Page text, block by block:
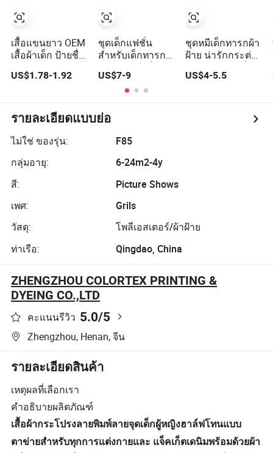
เสื้อแขนยาว OEM
เสื้อผ้าเด็ก ป้ายชื่อ
ความคงทน ผ bibs
US$1.78-1.92
ชุดเด็กแฟชั่น
สำหรับเด็กทารก
หญิง
US$7-9
ชุดหมีเด็กทารกผ้า
ฝ้าย น่ารักกระต่าย
ทารก ชุดนอนเด็ก
US$4-5.5
รายละเอียดแบบย่อ
ไม่ใช่ ของรุ่น:
F85
กลุ่มอายุ:
6-24m2-4y
สี:
Picture Shows
เพศ:
Grils
วัสดุ:
โพลีเอสเตอร์/ผ้าฝ้าย
ท่าเรือ:
Qingdao, China
ZHENGZHOU COLORTEX PRINTING &
DYEING CO.,LTD
คะแนนรีวิว 5.0/5
Zhengzhou, Henan, จีน
รายละเอียดสินค้า
เหตุผลที่เลือกเรา
คำอธิบายผลิตภัณฑ์
เสื้อผ้ากระโปรงลายพิมพ์ลายจุดเด็กผู้หญิงฮาล์ฟโทนแบบ
ตาข่ายสำหรับทุกการแต่งกายและ แจ็คเก็ตเดนิมพร้อมด้วยผ้า